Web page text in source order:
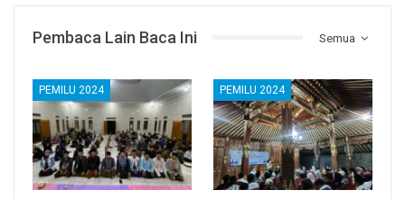
Semua
Pembaca Lain Baca Ini
PEMILU 2024 PEMILU 2024